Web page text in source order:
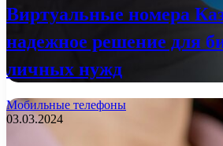
Виртуальные номера
надежное решение для
личных нужд
Мобильные телефоны
03.03.2024